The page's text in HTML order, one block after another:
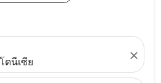
ดนีเซีย
close